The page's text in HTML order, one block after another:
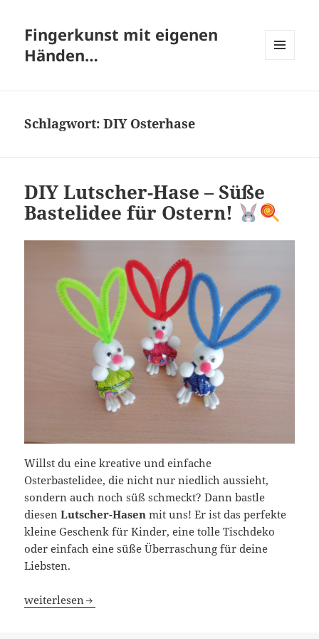
Fingerkunst mit eigenen
Händen…
Schlagwort:DIY Osterhase
DIY Lutscher-Hase – Süße
Bastelidee für Ostern!
Willst du eine kreative und einfache
Osterbastelidee, die nicht nur niedlich aussieht,
sondern auch noch süß schmeckt? Dann bastle
diesenLutscher-Hasen mit uns! Er ist das perfekte
kleine Geschenk für Kinder, eine tolle Tischdeko
oder einfach eine süße Überraschung für deine
Liebsten.
DIY Lutscher-Hase – Süße Bastelidee für Ostern!
weiterlesen